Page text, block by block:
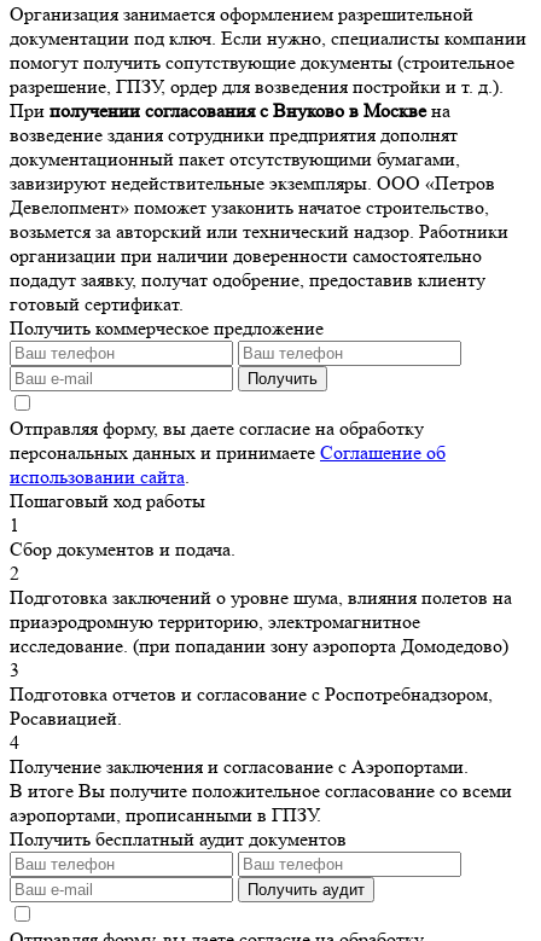
Организация занимается оформлением разрешительной
документации под ключ. Если нужно, специалисты компании
помогут получить сопутствующие документы (строительное
разрешение, ГПЗУ, ордер для возведения постройки и т. д.).
При получении согласования с Внуково в Москвена
возведение здания сотрудники предприятия дополнят
документационный пакет отсутствующими бумагами,
завизируют недействительные экземпляры. ООО «Петров
Девелопмент» поможет узаконить начатое строительство,
возьмется за авторский или технический надзор. Работники
организации при наличии доверенности самостоятельно
подадут заявку, получат одобрение, предоставив клиенту
готовый сертификат.
Получить коммерческое предложение
Получить
Отправляя форму, вы даете согласие на обработку
персональных данных и принимаете Соглашение об
использовании сайта
Пошаговый ход работы
1
Сбор документов и подача.
2
Подготовка заключений о уровне шума, влияния полетов на
приаэродромную территорию, электромагнитное
исследование. (при попадании зону аэропорта Домодедово)
3
Подготовка отчетов и согласование с Роспотребнадзором,
Росавиацией.
4
Получение заключения и согласование с Аэропортами.
В итоге Вы получите положительное согласование со всеми
аэропортами, прописанными в ГПЗУ.
Получить бесплатный аудит документов
Получить аудит